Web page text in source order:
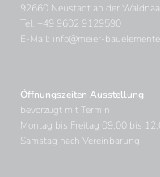
92660 Neustadt an der
Tel. +49 9602 9129590
E-Mail: info@meier-
Öffnungszeiten Ausstellung
bevorzugt mit Termin
Montag bis Freitag 09:00 bis
Samstag nach Vereinbarung